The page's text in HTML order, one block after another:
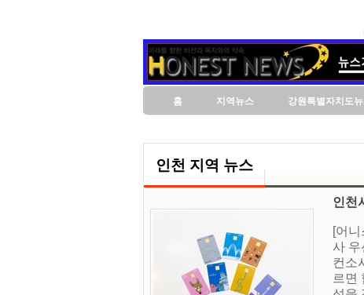
홈 지역뉴스 강원특별자치도
인천 지역 뉴스
인천
[어
사
컨소
르면